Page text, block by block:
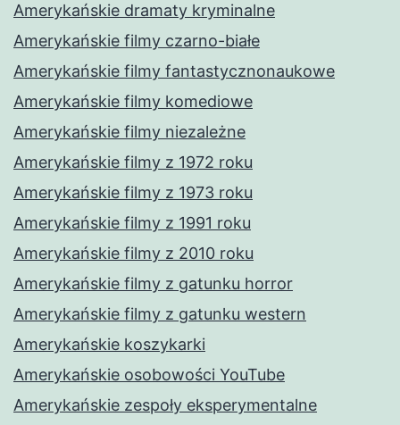
Amerykańskie dramaty kryminalne
Amerykańskie filmy czarno-białe
Amerykańskie filmy fantastycznonaukowe
Amerykańskie filmy komediowe
Amerykańskie filmy niezależne
Amerykańskie filmy z 1972 roku
Amerykańskie filmy z 1973 roku
Amerykańskie filmy z 1991 roku
Amerykańskie filmy z 2010 roku
Amerykańskie filmy z gatunku horror
Amerykańskie filmy z gatunku western
Amerykańskie koszykarki
Amerykańskie osobowości YouTube
Amerykańskie zespoły eksperymentalne